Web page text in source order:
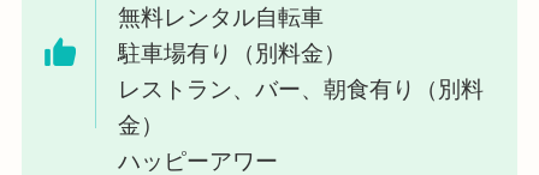
無料レンタル自転車
駐車場有り（別料金）
レストラン、バー、朝食有り（別料
金）
ハッピーアワー